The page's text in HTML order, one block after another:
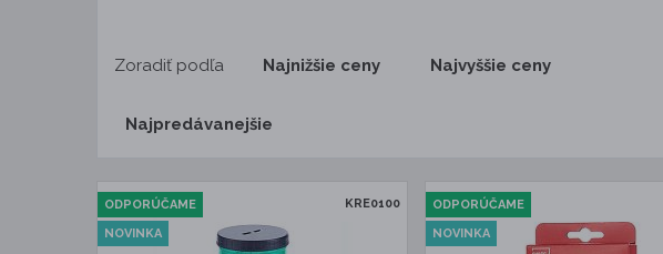
Zoradiť podľa Najnižšie ceny Najvyššie ceny
Najpredávanejšie
KRE0100
ODPORÚČAME
NOVINKA
ODPORÚČAME
NOVINKA